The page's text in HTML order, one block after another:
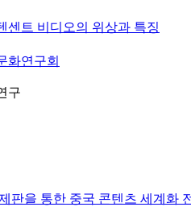
센트 비디오의 위상과 특징
화연구회
구
판을 통한 중국 콘텐츠 세계화